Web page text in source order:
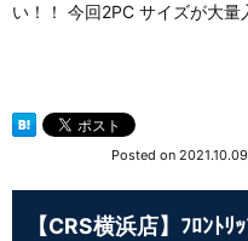
い！！ 今回2PC サイズが大
Posted on
【CRS横浜店】ﾌﾛﾝﾄ